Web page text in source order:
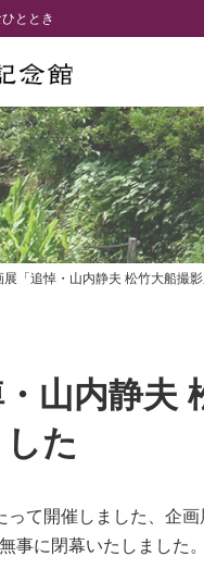
ととき
展「追悼・山内静夫 松竹大船撮
山内静夫
た
って開催しました、企
事に閉幕いたしました。